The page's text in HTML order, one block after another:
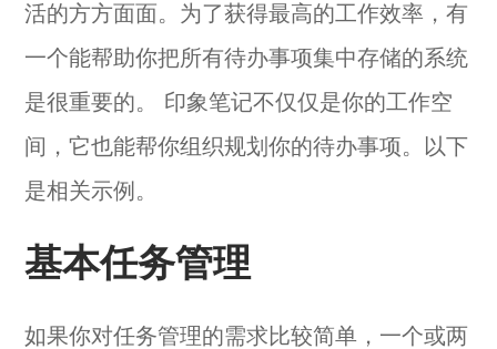
活的方方面面。为了获得最高的工作效率，有
一个能帮助你把所有待办事项集中存储的系统
是很重要的。 印象笔记不仅仅是你的工作空
间，它也能帮你组织规划你的待办事项。以下
是相关示例。
基本任务管理
如果你对任务管理的需求比较简单，一个或两